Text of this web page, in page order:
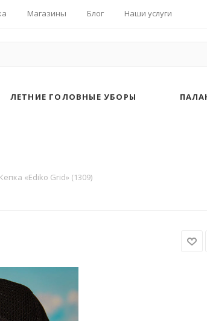
Магазины Блог Наши услуги
ЛЕТНИЕ ГОЛОВНЫЕ УБОРЫ
Кепка «Ediko Grid» (1309)